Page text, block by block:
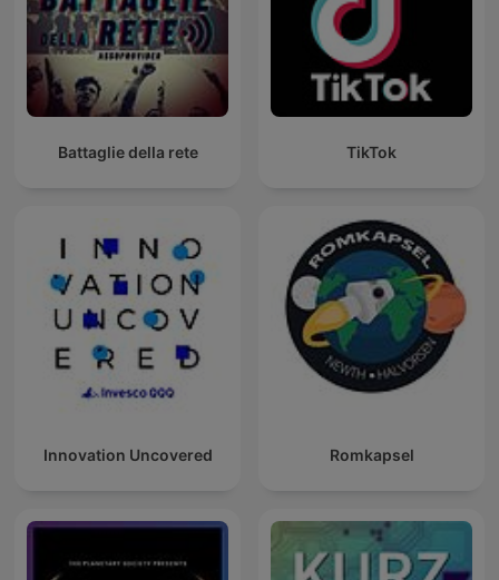
Battaglie della rete TikTok
Innovation Uncovered Romkapsel